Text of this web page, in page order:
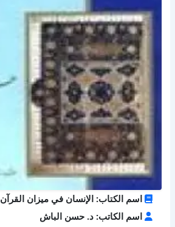
اسم الكتاب: الإنسان في ميزان القرآن
اسم الكاتب: د. حسن الباش